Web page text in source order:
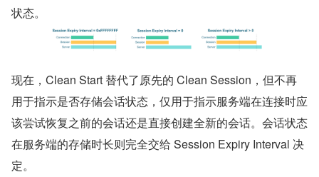
状态。
现在，Clean Start 替代了原先的 Clean Session，但不再
用于指示是否存储会话状态，仅用于指示服务端在连接时应
该尝试恢复之前的会话还是直接创建全新的会话。会话状态
在服务端的存储时长则完全交给 Session Expiry Interval 决
定。